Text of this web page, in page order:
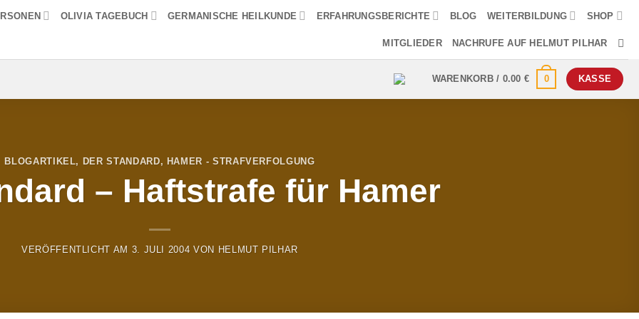
OLIVIA TAGEBUCH GERMANISCHE HEILKUNDE ERFAHRUNGSBERICHTE BLOG WEITERBILDUNG SHOP
MITGLIEDER NACHRUFE AUF HELMUT PILHAR
WARENKORB / 0.00 € 0 KASSE
BLOGARTIKEL, DER STANDARD, HAMER - STRAFVERFOLGUNG
– Haftstrafe für Hamer
VERÖFFENTLICHT AM 3. JULI 2004 VON HELMUT PILHAR